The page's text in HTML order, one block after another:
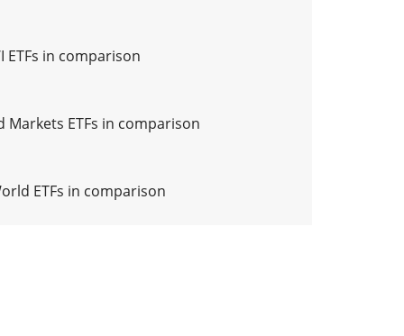
ETFs in comparison
Markets ETFs in comparison
ETFs in comparison